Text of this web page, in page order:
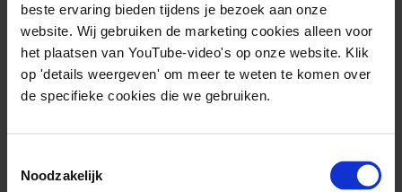
beste ervaring bieden tijdens je bezoek aan onze
website. Wij gebruiken de marketing cookies alleen voor
het plaatsen van YouTube-video's op onze website. Klik
op 'details weergeven' om meer te weten te komen over
de specifieke cookies die we gebruiken.
Noodzakelijk
36.392 ~ 57.102